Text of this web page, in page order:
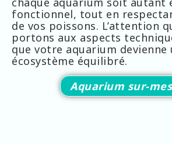
fonctionnel, tout en
de vos poissons. L’attention
portons aux aspects
que votre aquarium
écosystème équilibré.
Aquarium sur-